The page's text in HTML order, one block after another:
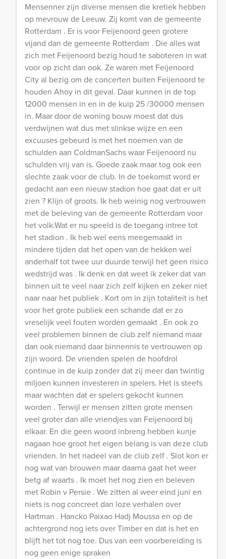
Mensenner zijn diverse mensen die kretiek hebben
op mevrouw de Leeuw. Zij komt van de gemeente
Rotterdam . Er is voor Feijenoord geen grotere
vijand dan de gemeente Rotterdam . Die alles wat
zich met Feijenoord bezig houd te saboteren in wat
voor op zicht dan ook. Ze waren met Feijenoord
City al bezig om de concerten buiten Feijenoord te
houden Ahoy in dit geval. Daar kunnen in de top
12000 mensen in en in de kuip 25 /30000 mensen
in. Maar door de woning bouw moest dat dus
verdwijnen wat dus met slinkse wijze en een
excuuses gebeurd is met het noemen van de
schulden aan ColdmanSachs waar Feijenoord nu
schulden vrij van is. Goede zaak maar tog ook een
slechte zaak voor de club. In de toekomst word er
gedacht aan een nieuw stadion hoe gaat dat er uit
zien ? Klijn of groots. Ik heb weinig nog vertrouwen
met de beleving van de gemeente Rotterdam voor
het volk.Wat er nu speeld is de toegang intree tot
het stadion . Ik heb wel eens meegemaakt in
mindere tijden dat het open van de hekken wel
anderhalf tot twee uur duurde terwijl het geen risico
wedstrijd was . Ik denk en dat weet ik zeker dat van
binnen uit te veel naar zich zelf kijken en zeker niet
naar naar het publiek . Kort om in zijn totaliteit is het
voor het grote publiek een schande dat er zo
vreselijk veel fouten worden gemaakt . En ook zo
veel problemen binnen de club zelf niemand maar
dan ook niemand daar binnennis te vertrouwen op
zijn woord. De vrienden spelen de hoofdrol
continue in de kuip zonder dat zij meer dan twintig
miljoen kunnen investeren in spelers. Het is steefs
maar wachten dat er spelers gekocht kunnen
worden . Terwijl er mensen zitten grote mensen
veel groter dan alle vriendjes van Feijenoord bij
elkaar. En die geen woord inbreng hebben kunje
nagaan hoe groot het eigen belang is van deze club
vrienden. In het nadeel van de club zelf . Slot kon er
nog wat van brouwen maar daarna gaat het weer
betg af waarts . Ik moet het nog zien en beleven
met Robin v Persie . We zitten al weer eind juni en
niets is nog concreet dan loze verhalen over
Hartman . Hancko Paixao Hadj Moussa en op de
achtergrond nog iets over Timber en dat is het en
blijft het tot nog toe. Dus van een voorbereiding is
nog geen enige spraken